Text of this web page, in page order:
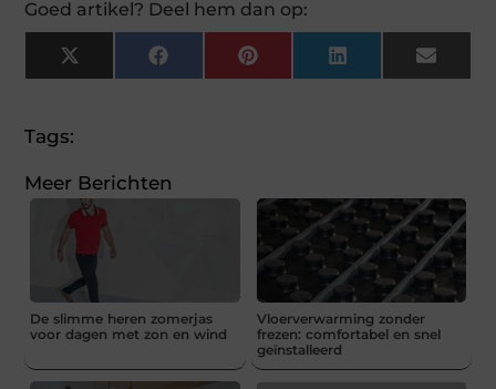
Goed artikel? Deel hem dan op:
X
(Twitter)
FacebookPinterestLinkedInEmail
Tags:
Meer Berichten
De slimme heren zomerjas
voor dagen met zon en wind
Vloerverwarming zonder
frezen: comfortabel en snel
geïnstalleerd